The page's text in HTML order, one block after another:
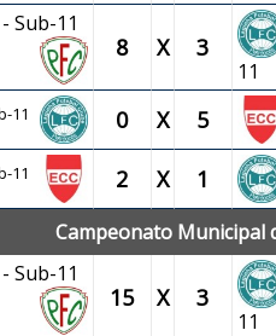
Sub-11
8 X 3
11
11 0 X 5
11 2 X 1
Campeonato Municipal
Sub-11
15 X 3
11